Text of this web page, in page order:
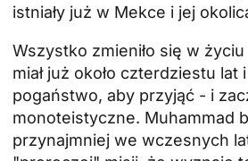
istniały już w Mekce i jej
Wszystko zmieniło się w
miał już około czterdziestu lat
pogaństwo, aby przyjąć - i
monoteistyczne. Muhammad
przynajmniej we wczesnych